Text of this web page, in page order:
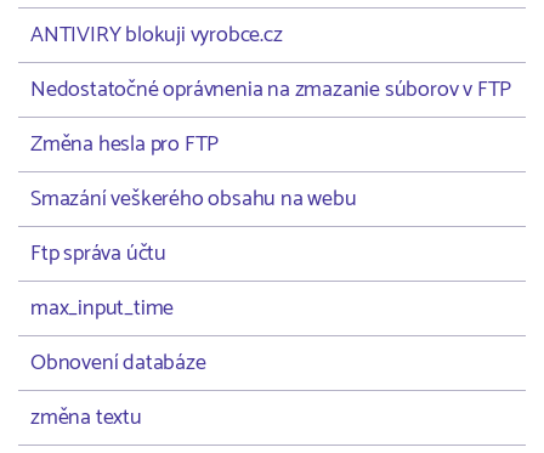
ANTIVIRY blokuji vyrobce.cz
Nedostatočné oprávnenia na zmazanie súborov v FTP
Změna hesla pro FTP
Smazání veškerého obsahu na webu
Ftp správa účtu
max_input_time
Obnovení databáze
změna textu